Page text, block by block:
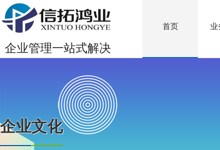
企业管理一站式解决
首页 业
企业文化